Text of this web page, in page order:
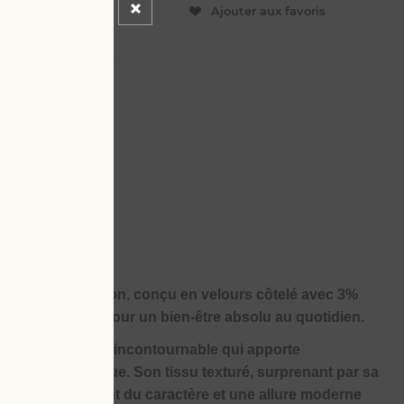
Ajouter aux favoris
faut cette saison, conçu en velours côtelé avec 3%
et élégant pour un bien-être absolu au quotidien.
une pièce incontournable qui apporte
à votre tenue. Son tissu texturé, surprenant par sa
en apportant du caractère et une allure moderne